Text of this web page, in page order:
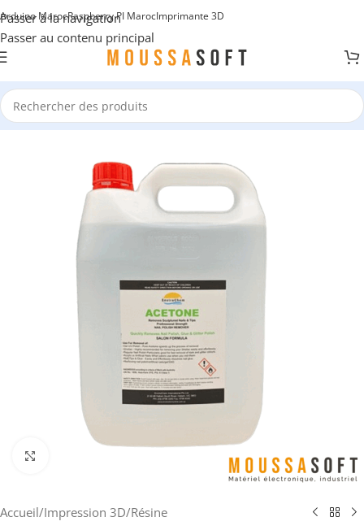
Passer à la navigation
Passer au contenu principal
Arduino MarocRaspberry PI MarocImprimante 3D
Accueil/Impression 3D/Résine